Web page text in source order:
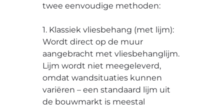
twee eenvoudige methoden:
1. Klassiek vliesbehang (met lijm):
Wordt direct op de muur
aangebracht met vliesbehanglijm.
Lijm wordt niet meegeleverd,
omdat wandsituaties kunnen
variëren – een standaard lijm uit
de bouwmarkt is meestal